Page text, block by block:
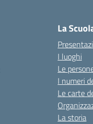
La
I luoghi
Le
I numeri
Le carte
La storia